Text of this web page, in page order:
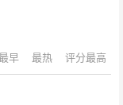
早 最热 评分最高